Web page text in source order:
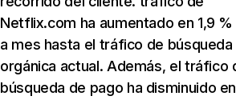
Netflix.com ha aumentado en 1,9
a mes hasta el tráfico de búsqueda
orgánica actual. Además, el tráfico
búsqueda de pago ha disminuido en